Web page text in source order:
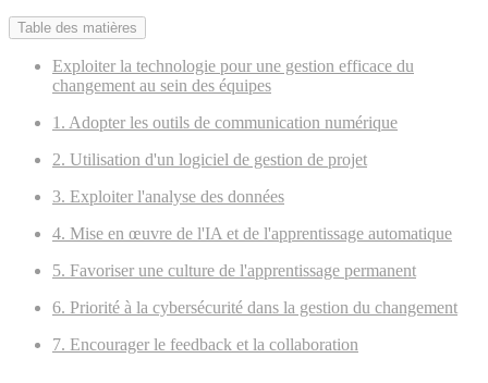
Table des matières
Exploiter la technologie pour une gestion efficace du
changement au sein des équipes
1. Adopter les outils de communication numérique
2. Utilisation d'un logiciel de gestion de projet
3. Exploiter l'analyse des données
4. Mise en œuvre de l'IA et de l'apprentissage automatique
5. Favoriser une culture de l'apprentissage permanent
6. Priorité à la cybersécurité dans la gestion du changement
7. Encourager le feedback et la collaboration